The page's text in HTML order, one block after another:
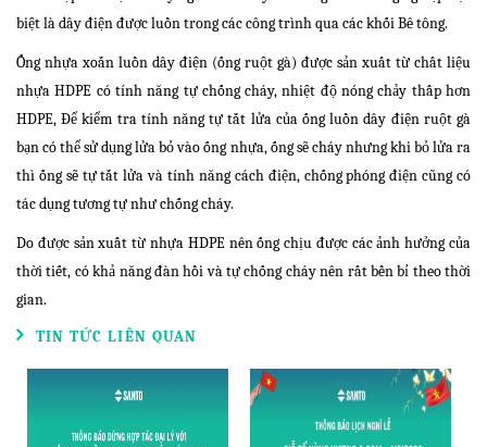
biệt là dây điện được luồn trong các công trình qua các khối Bê tông.
Ống nhựa xoắn luồn dây điện (ống ruột gà) được sản xuất từ chất liệu
nhựa HDPE có tính năng tự chống cháy, nhiệt độ nóng chảy thấp hơn
HDPE, Để kiểm tra tính năng tự tắt lửa của ống luồn dây điện ruột gà
bạn có thể sử dụng lửa bỏ vào ống nhựa, ống sẽ cháy nhưng khi bỏ lửa ra
thì ống sẽ tự tắt lửa và tính năng cách điện, chống phóng điện cũng có
tác dụng tương tự như chống cháy.
Do được sản xuất từ nhựa HDPE nên ống chịu được các ảnh hưởng của
thời tiết, có khả năng đàn hồi và tự chống cháy nên rất bền bỉ theo thời
gian.
TIN TỨC LIÊN QUAN